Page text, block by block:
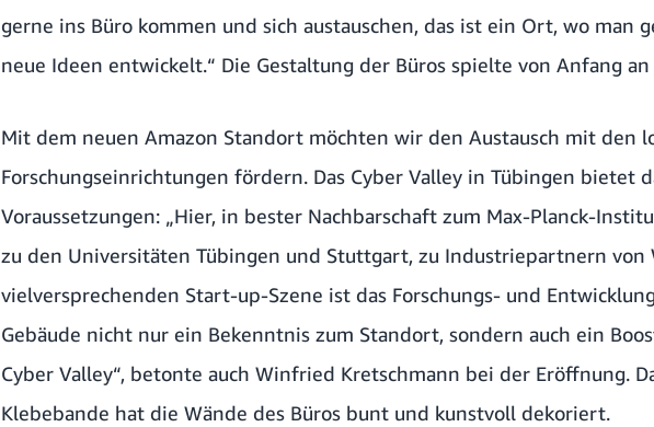
gerne ins Büro kommen und sich austauschen, das ist ein Ort, wo man
neue Ideen entwickelt.“ Die Gestaltung der Büros spielte von Anfang
Mit dem neuen Amazon Standort möchten wir den Austausch mit den
Forschungseinrichtungen fördern. Das Cyber Valley in Tübingen bietet
Voraussetzungen: „Hier, in bester Nachbarschaft zum Max-Planck-
zu den Universitäten Tübingen und Stuttgart, zu Industriepartnern von
vielversprechenden Start-up-Szene ist das Forschungs- und
Gebäude nicht nur ein Bekenntnis zum Standort, sondern auch ein
Cyber Valley“, betonte auch Winfried Kretschmann bei der Eröffnung.
Klebebande hat die Wände des Büros bunt und kunstvoll dekoriert.